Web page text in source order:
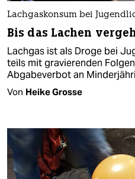
Lachgaskonsum bei
Bis das Lachen
Lachgas ist als Droge bei
teils mit gravierenden
Abgabeverbot an
Von Heike Grosse